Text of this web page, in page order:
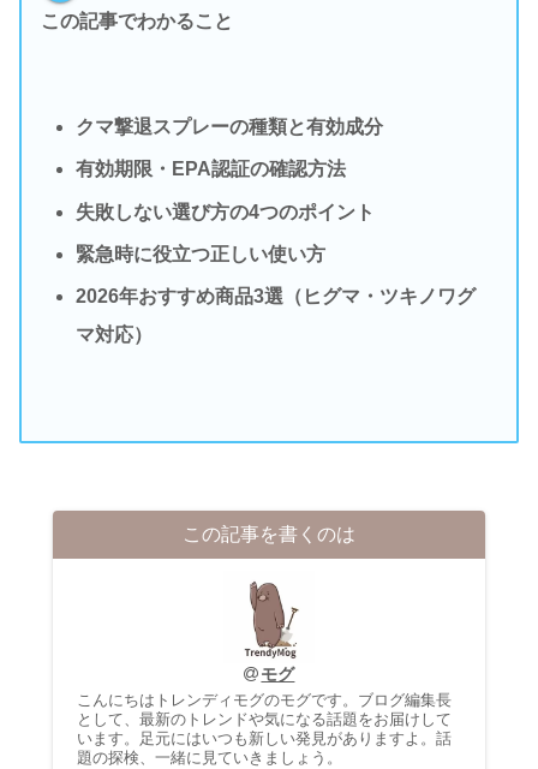
この記事でわかること
クマ撃退スプレーの種類と有効成分
有効期限・EPA認証の確認方法
失敗しない選び方の4つのポイント
緊急時に役立つ正しい使い方
2026年おすすめ商品3選（ヒグマ・ツキノワグ
マ対応）
この記事を書くのは
モグ
こんにちはトレンディモグのモグです。ブログ編集長
として、最新のトレンドや気になる話題をお届けして
います。足元にはいつも新しい発見がありますよ。話
題の探検、一緒に見ていきましょう。